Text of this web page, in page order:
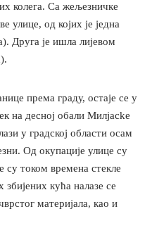
колега. Са жељезничке
улице, од којих је једна
Друга је ишла лијевом
према граду, остаје се у
на десној обали Милjackе
у градској области осам
Од окупације улице су
су током времена стекле
збијених кућа налазе се
материјала, као и